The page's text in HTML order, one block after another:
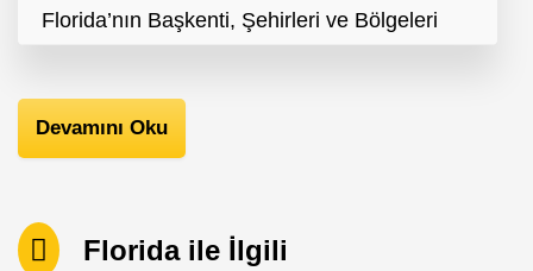
Florida’nın Başkenti, Şehirleri ve Bölgeleri
Devamını Oku
Florida ile İlgili